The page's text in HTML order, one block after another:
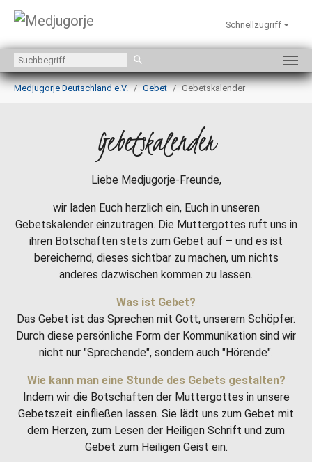
Zum Hauptinhalt springen
Schnellzugriff
Sie sind hier:
Medjugorje Deutschland e.V.
Gebet Gebetskalender
Gebetskalender
Liebe Medjugorje-Freunde,
wir laden Euch herzlich ein, Euch in unseren
Gebetskalender einzutragen. Die Muttergottes ruft uns in
ihren Botschaften stets zum Gebet auf – und es ist
bereichernd, dieses sichtbar zu machen, um nichts
anderes dazwischen kommen zu lassen.
Was ist Gebet?
Das Gebet ist das Sprechen mit Gott, unserem Schöpfer.
Durch diese persönliche Form der Kommunikation sind wir
nicht nur "Sprechende", sondern auch "Hörende".
Wie kann man eine Stunde des Gebets gestalten?
Indem wir die Botschaften der Muttergottes in unsere
Gebetszeit einfließen lassen. Sie lädt uns zum Gebet mit
dem Herzen, zum Lesen der Heiligen Schrift und zum
Gebet zum Heiligen Geist ein.